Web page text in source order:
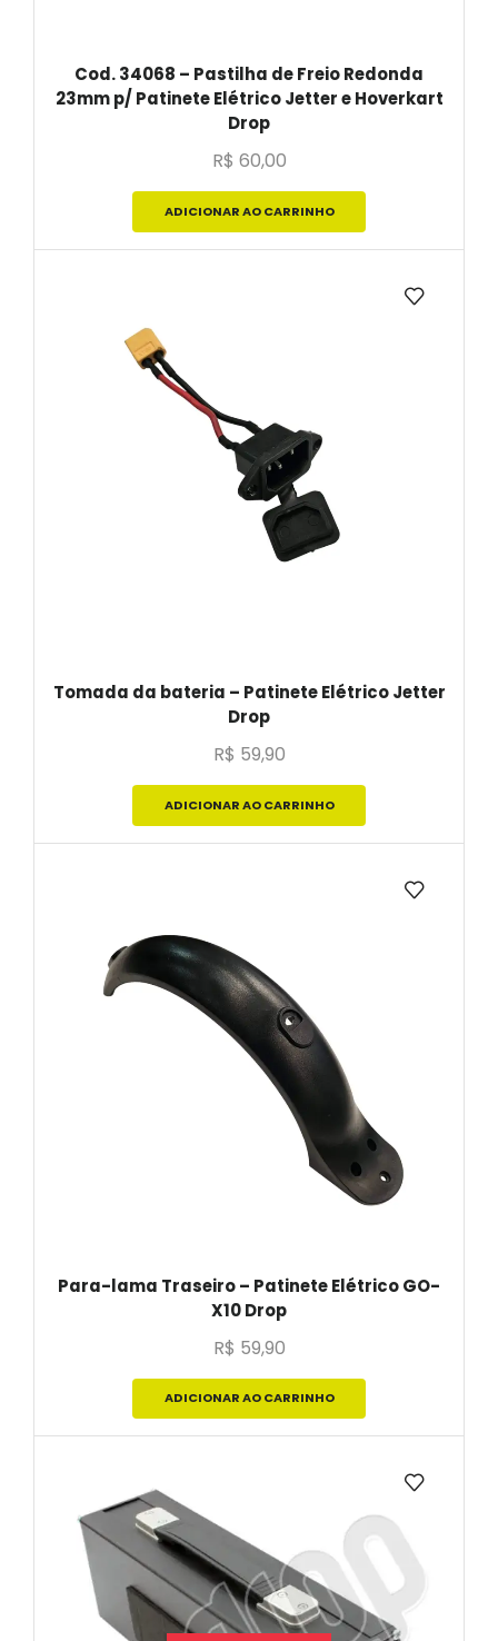
Cod. 34068 – Pastilha de Freio Redonda
23mm p/ Patinete Elétrico Jetter e Hoverkart
Drop
R$ 60,00
ADICIONAR AO CARRINHO
Tomada da bateria – Patinete Elétrico Jetter
Drop
R$ 59,90
ADICIONAR AO CARRINHO
Para-lama Traseiro – Patinete Elétrico GO-
X10 Drop
R$ 59,90
ADICIONAR AO CARRINHO